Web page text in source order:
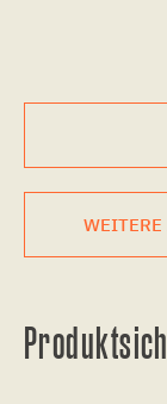
WEITERE